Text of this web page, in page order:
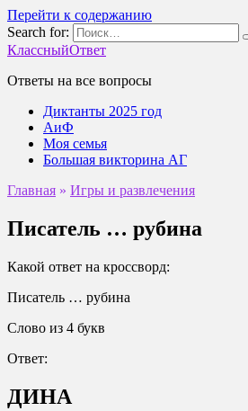
Перейти к содержанию
Search for:
КлассныйОтвет
Ответы на все вопросы
Диктанты 2025 год
АиФ
Моя семья
Большая викторина АГ
Главная » Игры и развлечения
Писатель … рубина
Какой ответ на кроссворд:
Писатель … рубина
Слово из 4 букв
Ответ:
ДИНА